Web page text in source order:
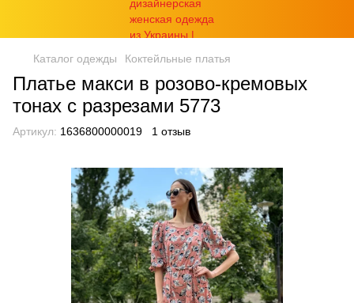
Каталог одежды Коктейльные платья
Платье макси в розово-кремовых
тонах с разрезами 5773
Артикул: 1636800000019 1 отзыв